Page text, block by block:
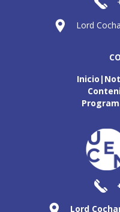
Lord
Inicio
Lord